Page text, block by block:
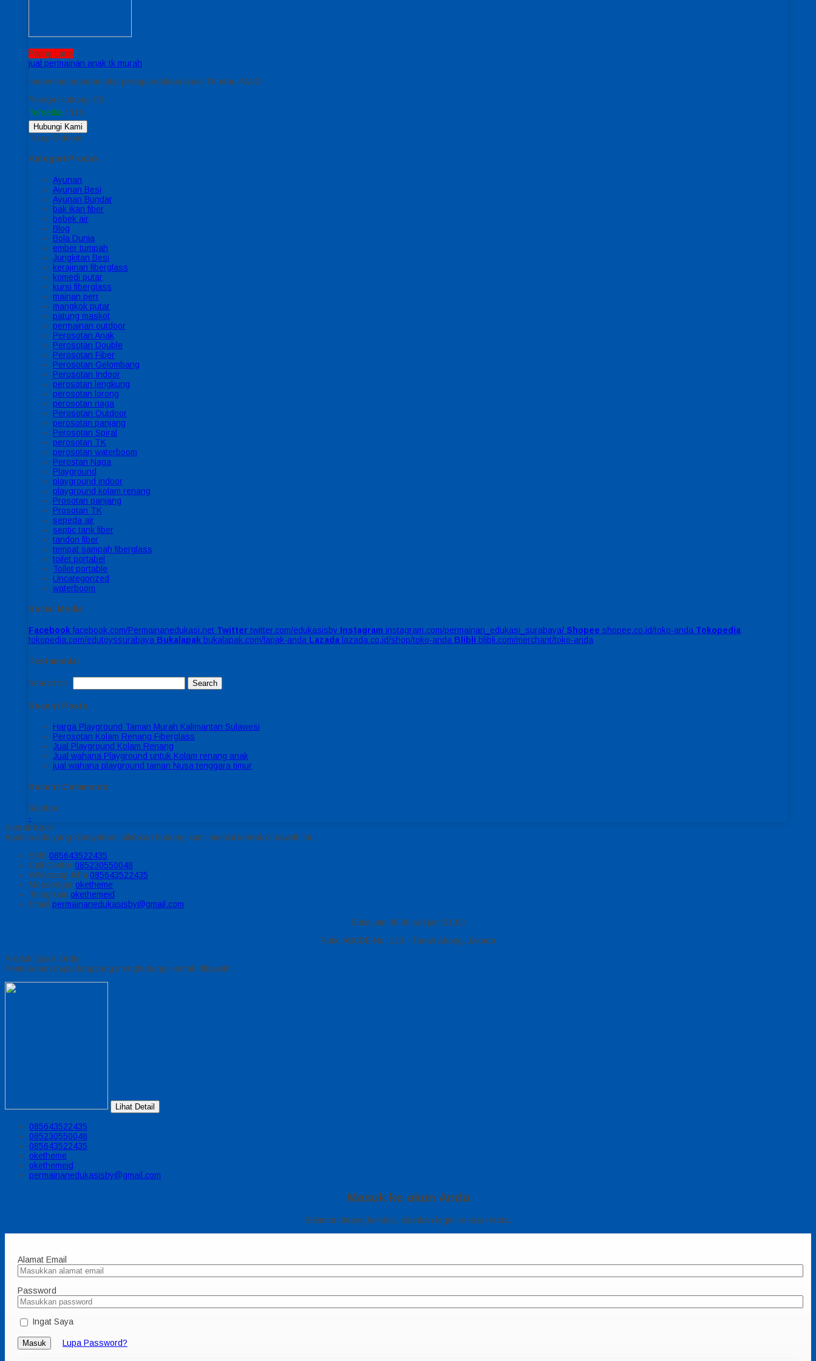
Paling Laris
jual permainan anak tk murah
menerima pesanan alat peraga edukasi anak TK atau PAUD
*Harga Hubungi CS
Tersedia / 115
Hubungi Kami
Tutup Sidebar
Kategori Produk
Ayunan
Ayunan Besi
Ayunan Bundar
bak ikan fiber
bebek air
Blog
Bola Dunia
ember tumpah
Jungkitan Besi
kerajinan fiberglass
komedi putar
kursi fiberglass
mainan perr
mangkok putar
patung maskot
permainan outdoor
Perosotan Anak
Perosotan Double
Perosotan Fiber
Perosotan Gelombang
Perosotan Indoor
perosotan lengkung
perosotan lorong
perosotan naga
Perosotan Outdoor
perosotan panjang
Perosotan Spiral
perosotan TK
perosotan waterboom
Perostan Naga
Playground
playground indoor
playground kolam renang
Prosotan panjang
Prosotan TK
sepeda air
septic tank fiber
tandon fiber
tempat sampah fiberglass
toilet portabel
Toilet portable
Uncategorized
waterboom
Social Media
Facebook facebook.com/Permainanedukasi.net Twitter twitter.com/edukasisby Instagram instagram.com/permainan_edukasi_surabaya/ Shopee shopee.co.id/toko-anda Tokopedia
tokopedia.com/edutoyssurabaya Bukalapak bukalapak.com/lapak-anda Lazada lazada.co.id/shop/toko-anda Blibli blibli.com/merchant/toko-anda
Testimonial
Search for:
Recent Posts
Harga Playground Taman Murah Kalimantan Sulawesi
Perosotan Kolam Renang Fiberglass
Jual Playground Kolam Renang
Jual wahana Playground untuk Kolam renang anak
jual wahana playground taman Nusa tenggara timur
Recent Comments
Sidebar
-
Kontak Kami
Apabila ada yang ditanyakan, silahkan hubungi kami melalui kontak di bawah ini.
SMS 085643522435
Call Center 085230550048
Whatsapp Icha 085643522435
Messenger oketheme
Telegrram okethemeid
Email permainanedukasisby@gmail.com
Buka jam 08.00 s/d jam 21.00
Ruko ABCDE No. 123 - Tanah Abang, Jakarta
Produk Quick Order
Pemesanan dapat langsung menghubungi kontak dibawah:
Lihat Detail
085643522435
085230550048
085643522435
oketheme
okethemeid
permainanedukasisby@gmail.com
Masuk ke akun Anda
Selamat datang kembali, silahkan login ke akun Anda.
Alamat Email
Password
Ingat Saya
Masuk Lupa Password?